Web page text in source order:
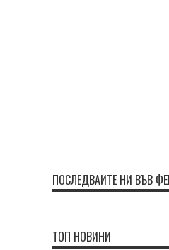
ПОСЛЕДВАЙТЕ НИ ВЪВ
ТОП НОВИНИ